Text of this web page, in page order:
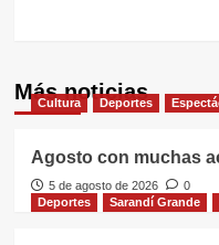
Más noticias
Cultura Deportes
Agosto con muchas
5 de agosto de 2026
0
Deportes
Sarandí Grande